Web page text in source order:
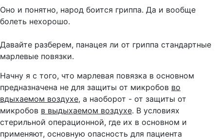
Оно и понятно, народ боится гриппа. Да и вообще
болеть нехорошо.
Давайте разберем, панацея ли от гриппа стандартные
марлевые повязки.
Начну я с того, что марлевая повязка в основном
предназначена не для защиты от микробов во
вдыхаемом воздухе, а наоборот - от защиты от
микробов в выдыхаемом воздухе. В условиях
стерильной операционной, где их в основном и
применяют, основную опасность для пациента